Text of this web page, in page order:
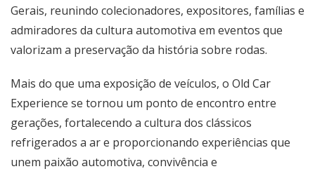
Gerais, reunindo colecionadores, expositores, famílias e
admiradores da cultura automotiva em eventos que
valorizam a preservação da história sobre rodas.
Mais do que uma exposição de veículos, o Old Car
Experience se tornou um ponto de encontro entre
gerações, fortalecendo a cultura dos clássicos
refrigerados a ar e proporcionando experiências que
unem paixão automotiva, convivência e